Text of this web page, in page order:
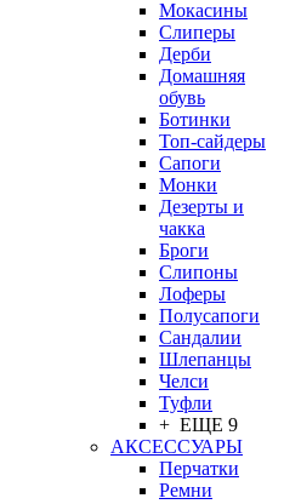
Мокасины
Слиперы
Дерби
Домашняя
обувь
Ботинки
Топ-сайдеры
Сапоги
Монки
Дезерты и
чакка
Броги
Слипоны
Лоферы
Полусапоги
Сандалии
Шлепанцы
Челси
Туфли
+ ЕЩЕ 9
АКСЕССУАРЫ
Перчатки
Ремни